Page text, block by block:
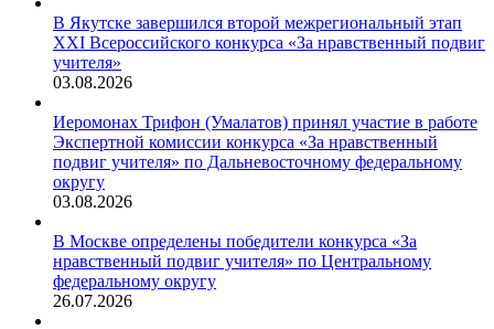
В Якутске завершился второй межрегиональный этап
XXI Всероссийского конкурса «За нравственный подвиг
учителя»
03.08.2026
Иеромонах Трифон (Умалатов) принял участие в работе
Экспертной комиссии конкурса «За нравственный
подвиг учителя» по Дальневосточному федеральному
округу
03.08.2026
В Москве определены победители конкурса «За
нравственный подвиг учителя» по Центральному
федеральному округу
26.07.2026